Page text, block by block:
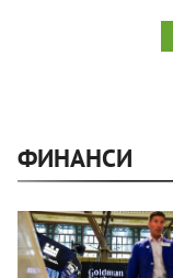
ФИНАНСИ